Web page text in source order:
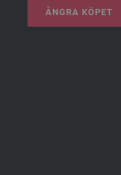
ÅNGRA KÖPET